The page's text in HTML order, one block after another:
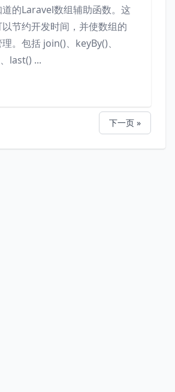
的Laravel数组辅助函数。这
节约开发时间，并使数组的
。包括 join()、keyBy()、
last() ...
下一页 »